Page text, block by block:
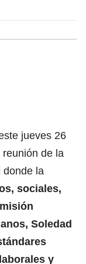
jueves 26
de la
donde la
sociales,
Soledad
y